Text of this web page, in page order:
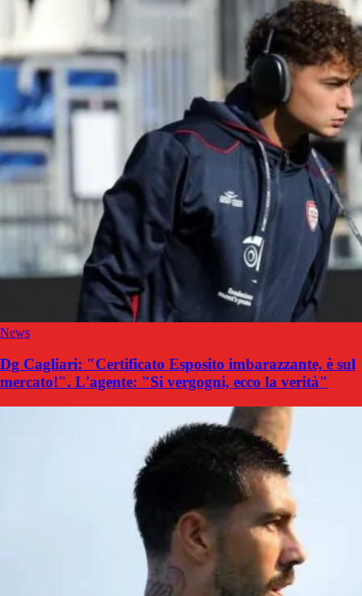
News
Dg Cagliari: "Certificato Esposito imbarazzante, è sul
mercato!". L'agente: "Si vergogni, ecco la verità"